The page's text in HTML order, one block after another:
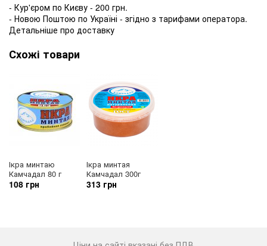
- Кур'єром по Києву - 200 грн.
- Новою Поштою по Україні - згідно з тарифами оператора.
Детальніше про доставку
Схожі товари
Ікра минтаю
Камчадал 80 г
108 грн
Ікра минтая
Камчадал 300г
313 грн